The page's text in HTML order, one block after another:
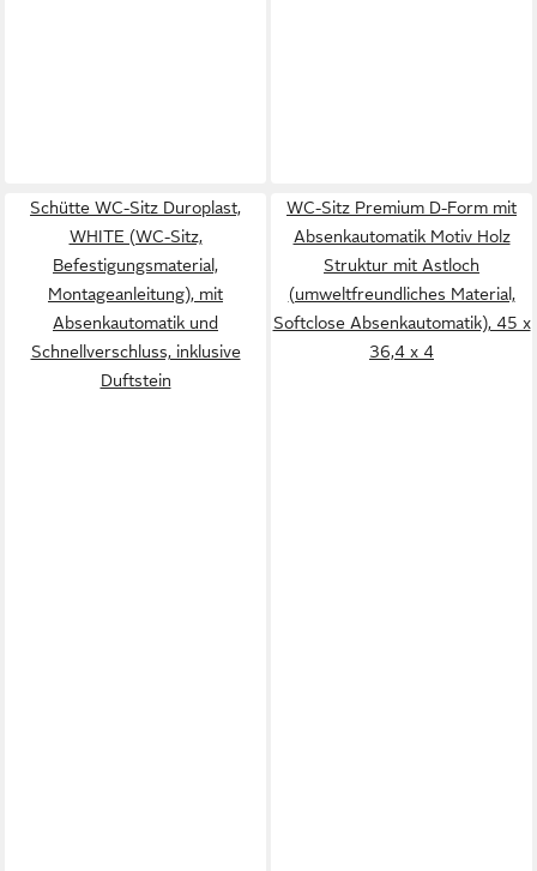
Schütte WC-Sitz Duroplast,
WHITE (WC-Sitz,
Befestigungsmaterial,
Montageanleitung), mit
Absenkautomatik und
Schnellverschluss, inklusive
Duftstein
WC-Sitz Premium D-Form mit
Absenkautomatik Motiv Holz
Struktur mit Astloch
(umweltfreundliches Material,
Softclose Absenkautomatik), 45 x
36,4 x 4